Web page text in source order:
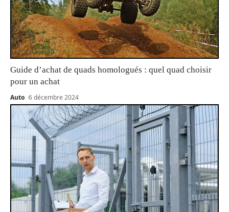
Guide d’achat de quads homologués : quel quad choisir
pour un achat
Auto 6 décembre 2024